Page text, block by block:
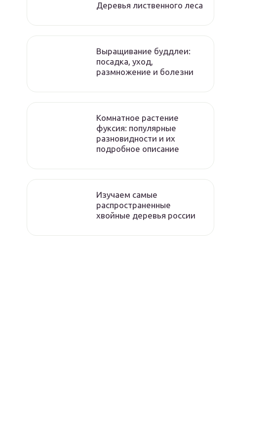
Деревья лиственного леса
Выращивание буддлеи:
посадка, уход,
размножение и болезни
Комнатное растение
фуксия: популярные
разновидности и их
подробное описание
Изучаем самые
распространенные
хвойные деревья россии